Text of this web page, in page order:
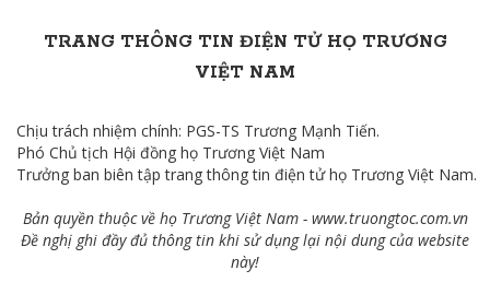
TRANG THÔNG TIN ĐIỆN TỬ HỌ TRƯƠNG
VIỆT NAM
Chịu trách nhiệm chính: PGS-TS Trương Mạnh Tiến.
Phó Chủ tịch Hội đồng họ Trương Việt Nam
Trưởng ban biên tập trang thông tin điện tử họ Trương Việt Nam.
Bản quyền thuộc về họ Trương Việt Nam - www.truongtoc.com.vn
Đề nghị ghi đầy đủ thông tin khi sử dụng lại nội dung của website
này!